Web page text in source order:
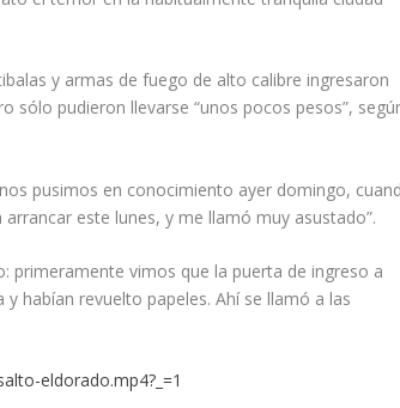
y armas de fuego de alto calibre ingresaron
sólo pudieron llevarse “unos pocos pesos”,
pusimos en conocimiento ayer domingo,
este lunes, y me llamó muy asustado”.
primeramente vimos que la puerta de ingreso a
habían revuelto papeles. Ahí se llamó a las
eldorado.mp4?_=1